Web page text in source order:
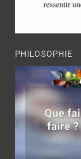
PHILOSOPHIE